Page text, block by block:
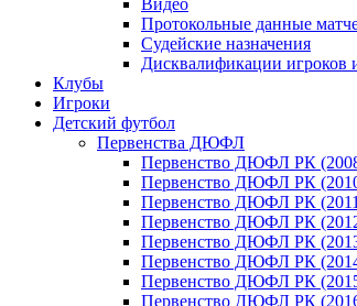
Видео
Протокольные данные
Судейские назначения
Дисквалификации игроков
Клубы
Игроки
Детский футбол
Первенства ДЮФЛ
Первенство ДЮФЛ РК
Первенство ДЮФЛ РК
Первенство ДЮФЛ РК
Первенство ДЮФЛ РК
Первенство ДЮФЛ РК
Первенство ДЮФЛ РК
Первенство ДЮФЛ РК
Первенство ДЮФЛ РК